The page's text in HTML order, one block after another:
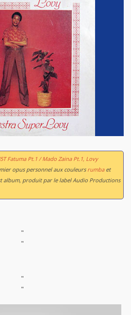
Fatuma Pt.1 / Mado Zaina Pt.1, Lovy
opus personnel aux couleurs rumbaet
album, produit par le label Audio Productions
"
"
"
"